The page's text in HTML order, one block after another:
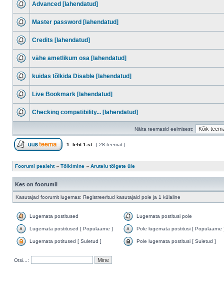
Advanced [lahendatud]
Master password [lahendatud]
Credits [lahendatud]
vähe ametlikum osa [lahendatud]
kuidas tõlkida Disable [lahendatud]
Live Bookmark [lahendatud]
Checking compatibility... [lahendatud]
Näita teemasid eelmisest:
1 . leht1-st [ 28 teemat ]
Foorumi pealeht» Tõlkimine » Arutelu tõlgete üle
Kes on foorumil
Kasutajad foorumit lugemas: Registreeritud kasutajaid pole ja 1 külaline
Lugemata postitused Lugemata postitusi pole
Lugemata postitused [ Populaarne ] Pole lugemata postitusi [ Populaarne
Lugemata potitused [ Suletud ] Pole lugemata postitusi [ Suletud ]
Otsi...: